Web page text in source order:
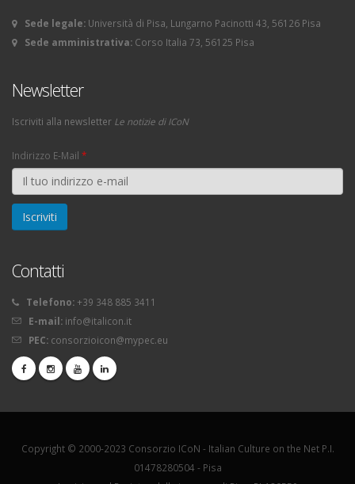
Sede legale: Università di Pisa, Lungarno Pacinotti 43, 56126 Pisa
Sede amministrativa: Corso Italia 73, 56125 Pisa
Newsletter
Iscriviti alla newsletter Le notizie di ICoN
Indirizzo E-Mail *
Contatti
Telefono: +39 348 885 3411
E-mail: info@italicon.it
PEC: consorzioicon@mypec.eu
Copyright © 2000-2023 Consorzio ICoN - Italian Culture on the Net P.I.
01478280504 - Pisa